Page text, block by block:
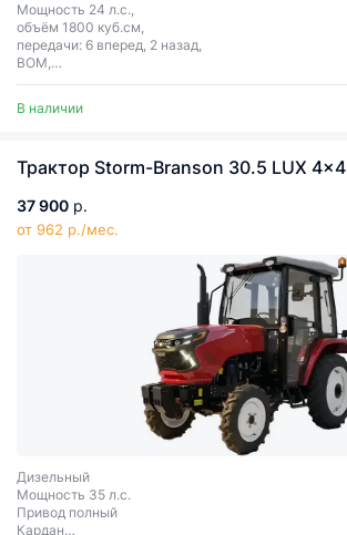
Мощность 24 л.с.,
объём 1800 куб.см,
передачи: 6 вперед, 2 назад,
ВОМ,
гидроусилитель руля
В наличии
Трактор Storm-Branson 30.5 LUX 4x4
37 900 р.
от 962 р./мес.
Дизельный
Мощность 35 л.с.
Привод полный
Кардан